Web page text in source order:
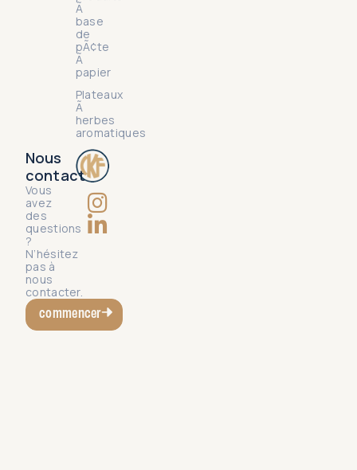
Ã
base
de
pÃ¢te
Ã
papier
Plateaux
Ã
herbes
aromatiques
Nous
contact
Vous
avez
des
questions
?
N’hésitez
pas à
nous
contacter.
commencer